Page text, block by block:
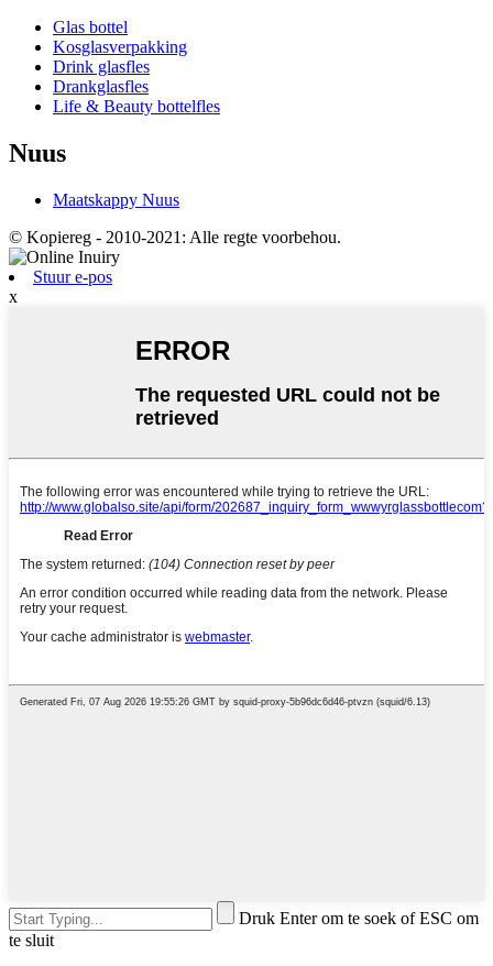
Glas bottel
Kosglasverpakking
Drink glasfles
Drankglasfles
Life & Beauty bottelfles
Nuus
Maatskappy Nuus
© Kopiereg - 2010-2021: Alle regte voorbehou.
Stuur e-pos
x
Druk Enter om te soek of ESC om
te sluit